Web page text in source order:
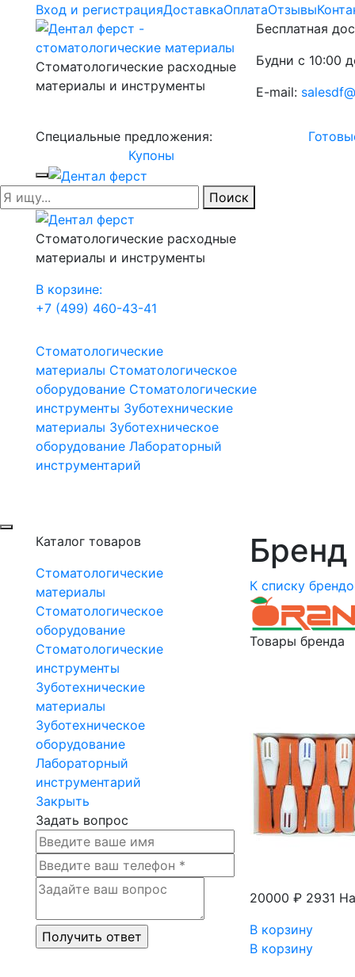
Вход и регистрацияДоставкаОплатаОтзывы
Стоматологические расходные
материалы и инструменты
Бесплатная
Будни с 10:00
E-mail:
Специальные предложения:
Купоны
Поиск
Стоматологические расходные
материалы и инструменты
В корзине:
+7 (499) 460-43-41
Стоматологические
материалы Стоматологическое
оборудование Стоматологические
инструменты Зуботехнические
материалы Зуботехническое
оборудование Лабораторный
инструментарий
Каталог товаров
Стоматологические
материалы
Стоматологическое
оборудование
Стоматологические
инструменты
Зуботехнические
материалы
Зуботехническое
оборудование
Лабораторный
инструментарий
Закрыть
Задать вопрос
К списку
Товары бренда
20000 ₽ 2931
В корзину
В корзину